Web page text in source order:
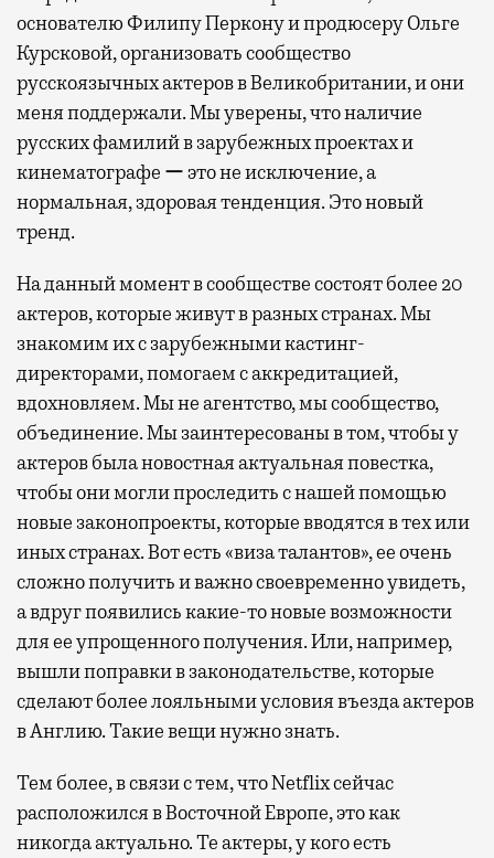
основателю Филипу Перкону и продюсеру Ольге
Курсковой, организовать сообщество
русскоязычных актеров в Великобритании, и они
меня поддержали. Мы уверены, что наличие
русских фамилий в зарубежных проектах и
кинематографе ー это не исключение, а
нормальная, здоровая тенденция. Это новый
тренд.
На данный момент в сообществе состоят более 20
актеров, которые живут в разных странах. Мы
знакомим их с зарубежными кастинг-
директорами, помогаем с аккредитацией,
вдохновляем. Мы не агентство, мы сообщество,
объединение. Мы заинтересованы в том, чтобы у
актеров была новостная актуальная повестка,
чтобы они могли проследить с нашей помощью
новые законопроекты, которые вводятся в тех или
иных странах. Вот есть «виза талантов», ее очень
сложно получить и важно своевременно увидеть,
а вдруг появились какие-то новые возможности
для ее упрощенного получения. Или, например,
вышли поправки в законодательстве, которые
сделают более лояльными условия въезда актеров
в Англию. Такие вещи нужно знать.
Тем более, в связи с тем, что Netflix сейчас
расположился в Восточной Европе, это как
никогда актуально. Те актеры, у кого есть